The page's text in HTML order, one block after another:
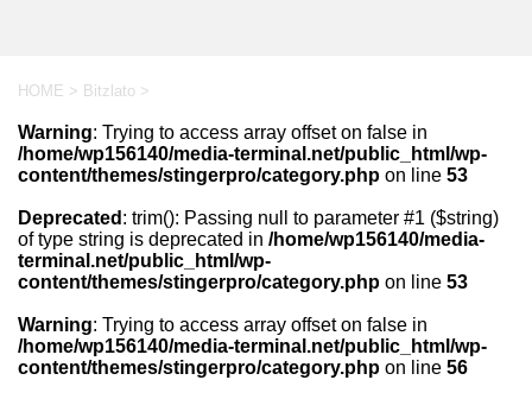
HOME > Bitzlato >
Warning: Trying to access array offset on false in
/home/wp156140/media-terminal.net/public_html/wp-
content/themes/stingerpro/category.php on line 53
Deprecated : trim(): Passing null to parameter #1 ($string)
of type string is deprecated in /home/wp156140/media-
terminal.net/public_html/wp-
content/themes/stingerpro/category.php on line 53
Warning: Trying to access array offset on false in
/home/wp156140/media-terminal.net/public_html/wp-
content/themes/stingerpro/category.php on line 56